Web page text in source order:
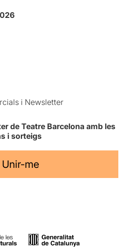
i Newsletter
de Teatre Barcelona amb les
i sorteigs
Unir-me